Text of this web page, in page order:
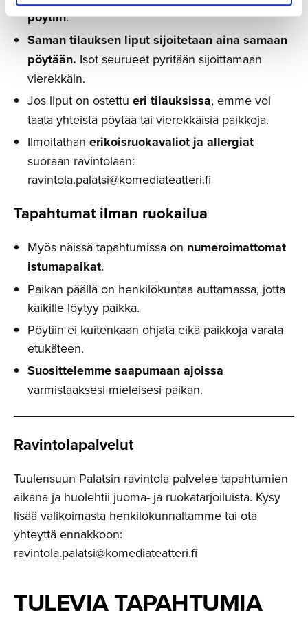
pöytiin.
Saman tilauksen liput sijoitetaan aina samaan
pöytään. Isot seurueet pyritään sijoittamaan
vierekkäin.
Jos liput on ostettu eri tilauksissa, emme voi
taata yhteistä pöytää tai vierekkäisiä paikkoja.
Ilmoitathan erikoisruokavaliot ja allergiat
suoraan ravintolaan:
ravintola.palatsi@komediateatteri.fi
Tapahtumat ilman ruokailua
Myös näissä tapahtumissa on numeroimattomat
istumapaikat.
Paikan päällä on henkilökuntaa auttamassa, jotta
kaikille löytyy paikka.
Pöytiin ei kuitenkaan ohjata eikä paikkoja varata
etukäteen.
Suosittelemme saapumaan ajoissa
varmistaaksesi mieleisesi paikan.
Ravintola­palvelut
Tuulensuun Palatsin ravintola palvelee tapahtumien
aikana ja huolehtii juoma- ja ruokatarjoiluista. Kysy
lisää valikoimasta henkilökunnaltamme tai ota
yhteyttä ennakkoon:
ravintola.palatsi@komediateatteri.fi
TULEVIA TAPAHTUMIA